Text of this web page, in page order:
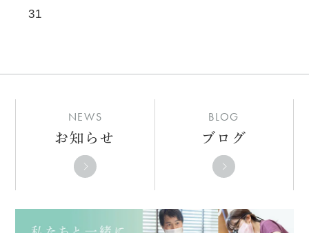
31
NEWS
お知らせ
BLOG
ブログ